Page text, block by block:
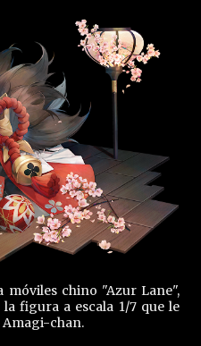
móviles chino "Azur Lane",
figura a escala 1/7 que le
Amagi-chan.